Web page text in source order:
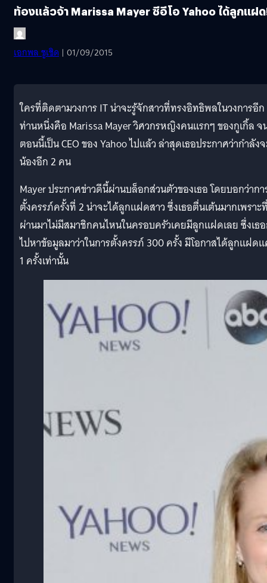
ท้องแล้วจ้า Marissa Mayer ซีอีโอ Yahoo ได้ลูกแฝ
เอกพล ชูเชิด | 01/09/2015
ใครที่ติดตามวงการ IT น่าจะรู้จักสาวที่ทรงอิทธิพลในวงการอีก
ท่านหนึ่งคือ Marissa Mayer วิศวกรหญิงคนแรกๆ ของกูเกิ้ล จ
ตอนนี้เป็น CEO ของ Yahoo ไปแล้ว ล่าสุดเธอประกาศว่ากำลัง
น้องอีก 2 คน
Mayer ประกาศข่าวดีนี้ผ่านบล็อกส่วนตัวของเธอ โดยบอกว่ากา
ตั้งครรภ์ครั้งที่ 2 น่าจะได้ลูกแฝดสาว ซึ่งเธอตื่นเต้นมากเพราะ
ผ่านมาไม่มีสมาชิกคนไหนในครอบครัวเคยมีลูกแฝดเลย ซึ่งเธ
ไปหาข้อมูลมาว่าในการตั้งครรภ์ 300 ครั้ง มีโอกาสได้ลูกแฝด
1 ครั้งเท่านั้น